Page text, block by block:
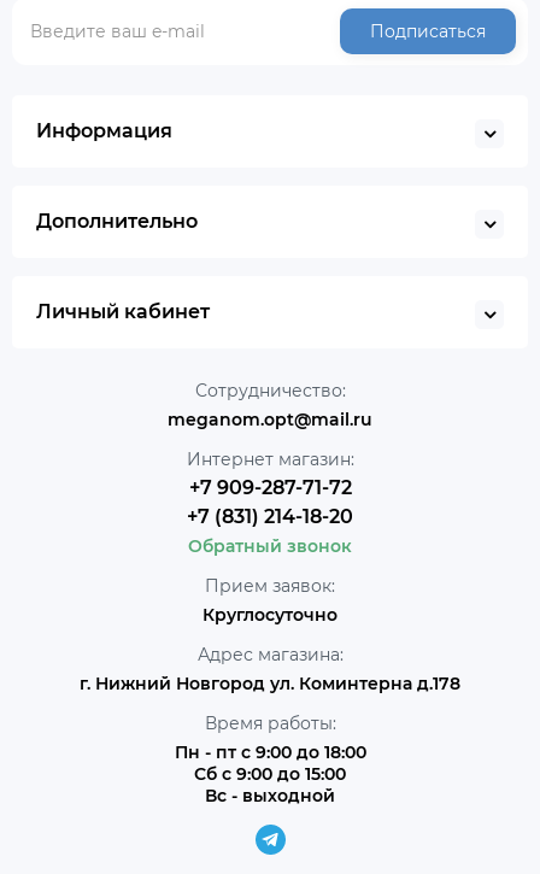
Подписаться
Информация
Дополнительно
Личный кабинет
Сотрудничество:
meganom.opt@mail.ru
Интернет магазин:
+7 909-287-71-72
+7 (831) 214-18-20
Обратный звонок
Прием заявок:
Круглосуточно
Адрес магазина:
г. Нижний Новгород ул. Коминтерна д.178
Время работы:
Пн - пт с 9:00 до 18:00
Сб с 9:00 до 15:00
Вс - выходной